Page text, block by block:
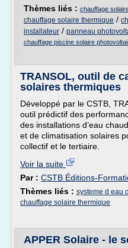
Thèmes liés : chauffage
chauffage solaire thermique /
installateur / panneau
chauffage piscine solaire
TRANSOL, outil de
solaires thermiques
Développé par le CSTB,
outil prédictif des
des installations d’eau
et de climatisation solaires
collectif et le tertiaire.
Voir la suite
Par : CSTB Éditions-
Thèmes liés : systeme d eau
chauffage solaire thermique
APPER Solaire - le